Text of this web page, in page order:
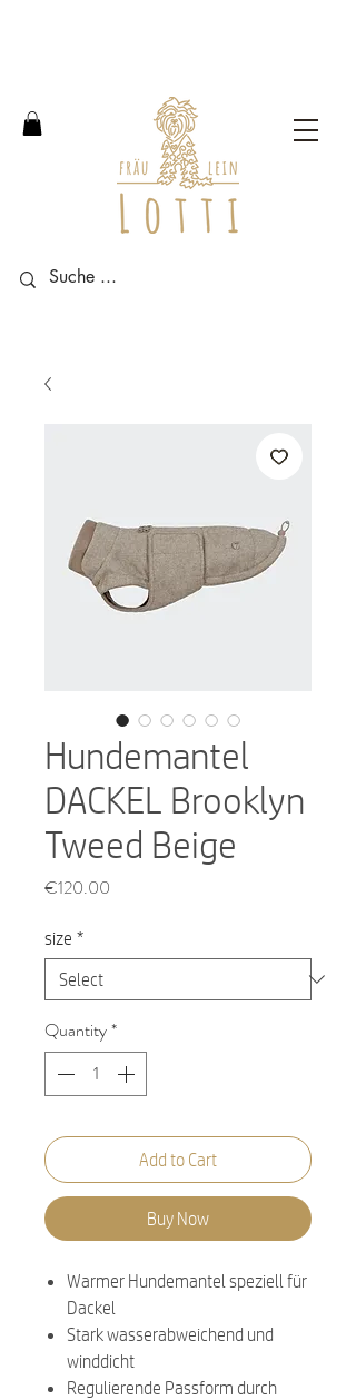
Hundemantel
DACKEL Brooklyn
Tweed Beige
€120.00
size *
Quantity*
Add to Cart
Buy Now
Warmer Hundemantel speziell für
Dackel
Stark wasserabweichend und
winddicht
Regulierende Passform durch